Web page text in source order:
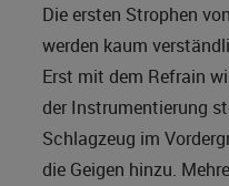
Die ersten Strophen
werden kaum
Erst mit dem Refrain
der Instrumentierung
Schlagzeug im
die Geigen hinzu.